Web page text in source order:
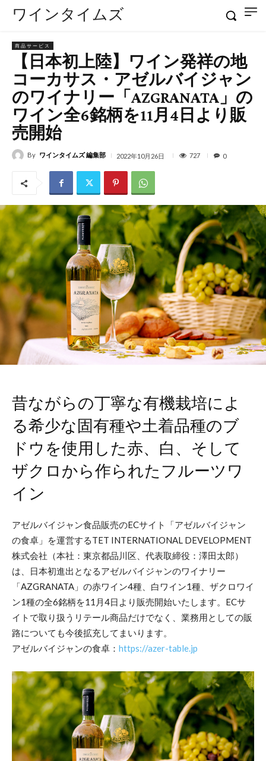
ワインタイムズ
商品サービス
【⽇本初上陸】ワイン発祥の地
コーカサス・アゼルバイジャン
のワイナリー「AZGRANATA」の
ワイン全6銘柄を11月4日より販
売開始
By ワインタイムズ 編集部 2022年10月26日 727 0
昔ながらの丁寧な有機栽培によ
る希少な固有種や⼟着品種のブ
ドウを使⽤した⾚、⽩、そして
ザクロから作られたフルーツワ
イン
アゼルバイジャン食品販売のECサイト「アゼルバイジャン
の食卓」を運営するTET INTERNATIONAL DEVELOPMENT
株式会社（本社：東京都品川区、代表取締役：澤田太郎）
は、日本初進出となるアゼルバイジャンのワイナリー
「AZGRANATA」の⾚ワイン4種、⽩ワイン1種、ザクロワイ
ン1種の全6銘柄を11月4日より販売開始いたします。ECサ
イトで取り扱うリテール商品だけでなく、業務用としての販
路についても今後拡充してまいります。
アゼルバイジャンの食卓： https://azer-table.jp